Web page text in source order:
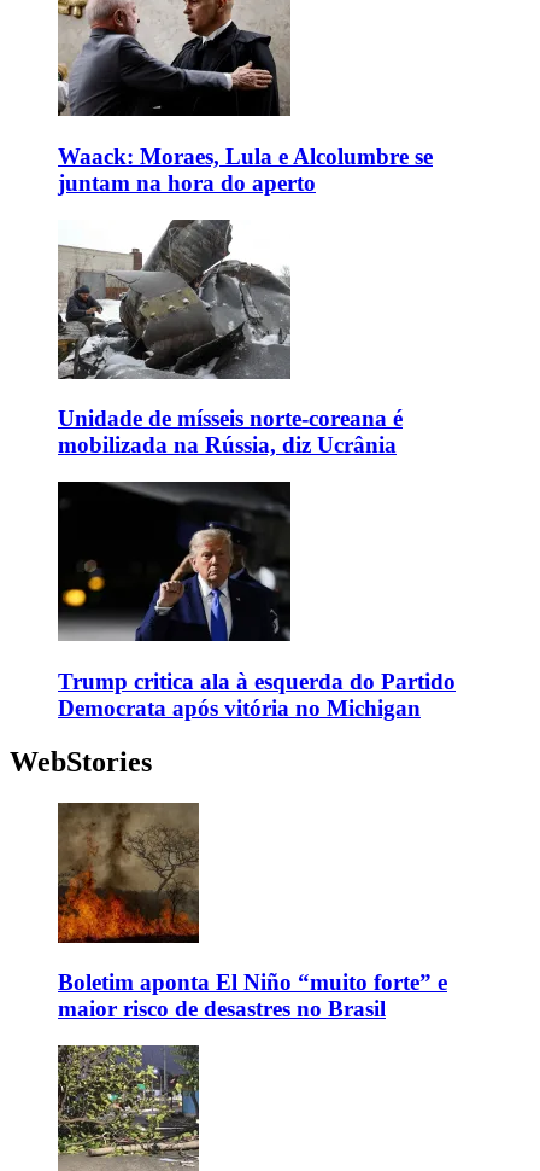
Waack: Moraes, Lula e Alcolumbre se
juntam na hora do aperto
Unidade de mísseis norte-coreana é
mobilizada na Rússia, diz Ucrânia
Trump critica ala à esquerda do Partido
Democrata após vitória no Michigan
WebStories
Boletim aponta El Niño “muito forte” e
maior risco de desastres no Brasil